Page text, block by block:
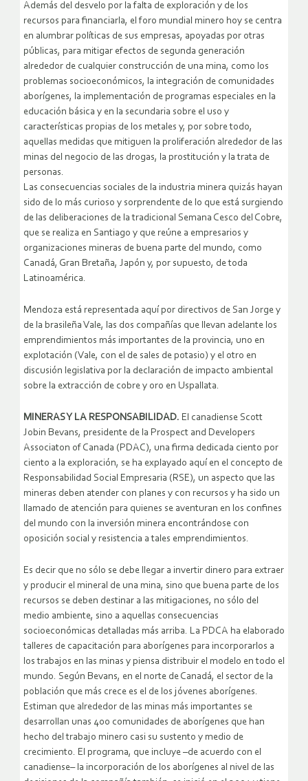
Además del desvelo por la falta de exploración y de los
recursos para financiarla, el foro mundial minero hoy se centra
en alumbrar políticas de sus empresas, apoyadas por otras
públicas, para mitigar efectos de segunda generación
alrededor de cualquier construcción de una mina, como los
problemas socioeconómicos, la integración de comunidades
aborígenes, la implementación de programas especiales en la
educación básica y en la secundaria sobre el uso y
características propias de los metales y, por sobre todo,
aquellas medidas que mitiguen la proliferación alrededor de las
minas del negocio de las drogas, la prostitución y la trata de
personas.
Las consecuencias sociales de la industria minera quizás hayan
sido de lo más curioso y sorprendente de lo que está surgiendo
de las deliberaciones de la tradicional Semana Cesco del Cobre,
que se realiza en Santiago y que reúne a empresarios y
organizaciones mineras de buena parte del mundo, como
Canadá, Gran Bretaña, Japón y, por supuesto, de toda
Latinoamérica.
Mendoza está representada aquí por directivos de San Jorge y
de la brasileña Vale, las dos compañías que llevan adelante los
emprendimientos más importantes de la provincia, uno en
explotación (Vale, con el de sales de potasio) y el otro en
discusión legislativa por la declaración de impacto ambiental
sobre la extracción de cobre y oro en Uspallata.
MINERAS Y LA RESPONSABILIDAD. El canadiense Scott
Jobin Bevans, presidente de la Prospect and Developers
Associaton of Canada (PDAC), una firma dedicada ciento por
ciento a la exploración, se ha explayado aquí en el concepto de
Responsabilidad Social Empresaria (RSE), un aspecto que las
mineras deben atender con planes y con recursos y ha sido un
llamado de atención para quienes se aventuran en los confines
del mundo con la inversión minera encontrándose con
oposición social y resistencia a tales emprendimientos.
Es decir que no sólo se debe llegar a invertir dinero para extraer
y producir el mineral de una mina, sino que buena parte de los
recursos se deben destinar a las mitigaciones, no sólo del
medio ambiente, sino a aquellas consecuencias
socioeconómicas detalladas más arriba. La PDCA ha elaborado
talleres de capacitación para aborígenes para incorporarlos a
los trabajos en las minas y piensa distribuir el modelo en todo el
mundo. Según Bevans, en el norte de Canadá, el sector de la
población que más crece es el de los jóvenes aborígenes.
Estiman que alrededor de las minas más importantes se
desarrollan unas 400 comunidades de aborígenes que han
hecho del trabajo minero casi su sustento y medio de
crecimiento. El programa, que incluye –de acuerdo con el
canadiense– la incorporación de los aborígenes al nivel de las